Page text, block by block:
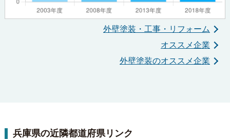
外壁塗装・工事・リフォーム
オススメ企業
外壁塗装のオススメ企業
兵庫県の近隣都道府県リンク